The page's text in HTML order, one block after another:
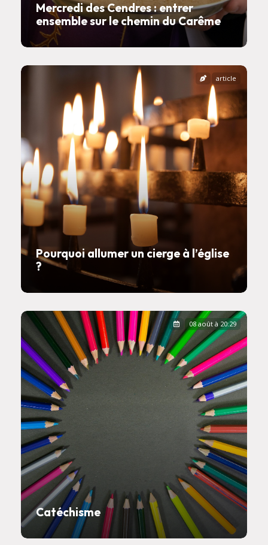
Mercredi des Cendres : entrer
ensemble sur le chemin du Carême
Pourquoi allumer un cierge à l’église
?
article
Catéchisme
08 août à 20:29